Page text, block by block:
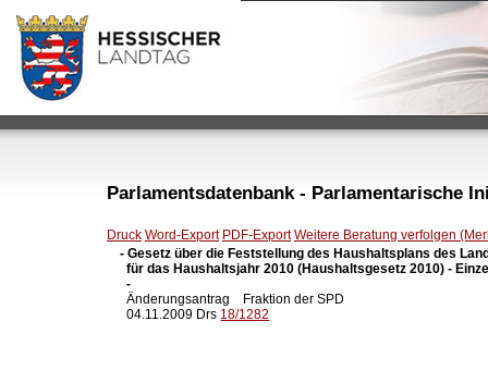
Parlamentsdatenbank - Parlamentarische
Druck Word-Export PDF-Export Weitere Beratung verfolgen
- Gesetz über die Feststellung des Haushaltsplans des
für das Haushaltsjahr 2010 (Haushaltsgesetz 2010) -
  -
Änderungsantrag    Fraktion der SPD
  04.11.2009 Drs
18/1282